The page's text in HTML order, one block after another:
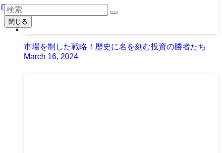
市場を制した戦略！歴史に名を刻む投資の勝者たち
March 16, 2024
閉じる